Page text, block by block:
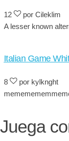
12
por Cileklim
A lesser known
Italian Game
8
por kylknght
Juega